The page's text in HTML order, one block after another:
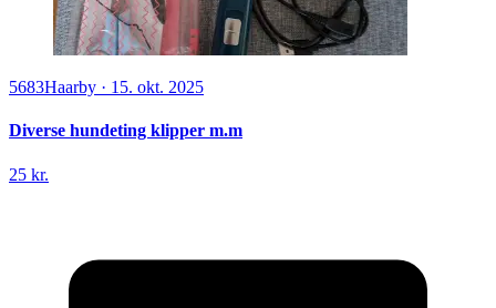
5683Haarby · 15. okt. 2025
Diverse hundeting klipper m.m
25 kr.